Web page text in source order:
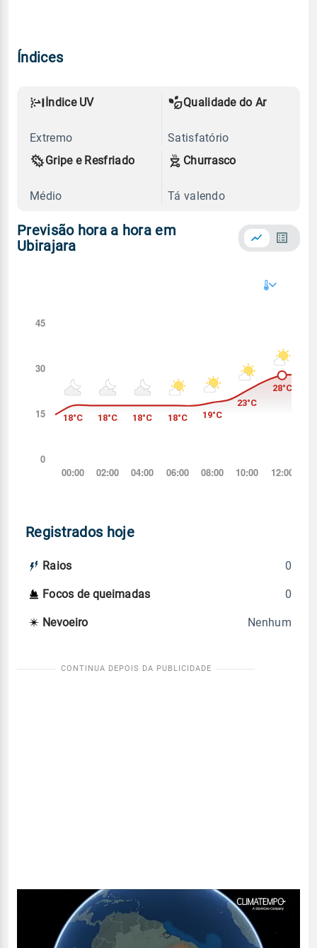
Índices
Índice UV
Extremo
Qualidade do Ar
Satisfatório
Gripe e Resfriado
Médio
Churrasco
Tá valendo
Previsão hora a hora em
Ubirajara
Registrados hoje
Raios 0
Focos de queimadas 0
Nevoeiro Nenhum